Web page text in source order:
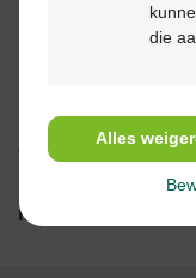
Eigenschappen
Gebruik
Ingrediënten
die
Alles